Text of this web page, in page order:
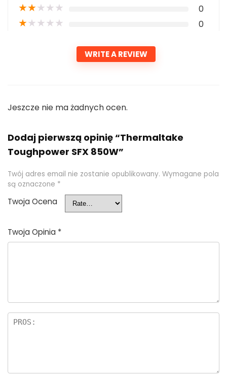
★★★★★ 0
★★★★★ 0
WRITE A REVIEW
Jeszcze nie ma żadnych ocen.
Dodaj pierwszą opinię “Thermaltake
Toughpower SFX 850W”
Twój adres email nie zostanie opublikowany. Wymagane pola
są oznaczone *
Twoja Ocena
Twoja Opinia *